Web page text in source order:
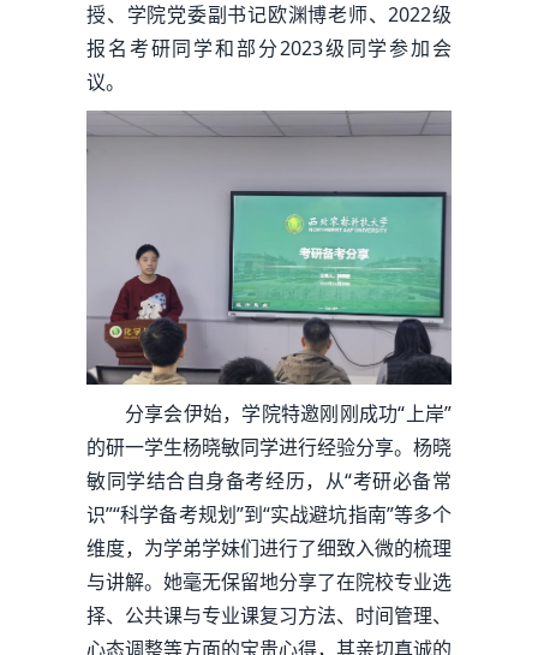
授、学院党委副书记欧渊博老师、2022级
报名考研同学和部分2023级同学参加会
议。
分享会伊始，学院特邀刚刚成功“上岸”
的研一学生杨晓敏同学进行经验分享。杨晓
敏同学结合自身备考经历，从“考研必备常
识”“科学备考规划”到“实战避坑指南”等多个
维度，为学弟学妹们进行了细致入微的梳理
与讲解。她毫无保留地分享了在院校专业选
择、公共课与专业课复习方法、时间管理、
心态调整等方面的宝贵心得，其亲切真诚的